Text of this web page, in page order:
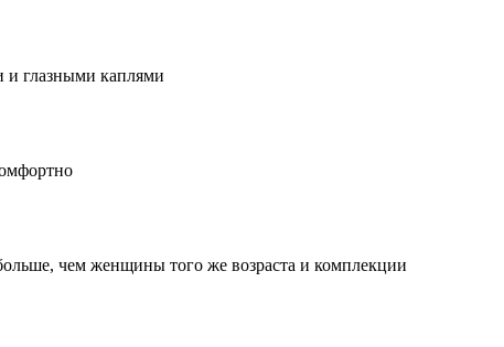
и глазными каплями
чем женщины того же возраста и комплекции